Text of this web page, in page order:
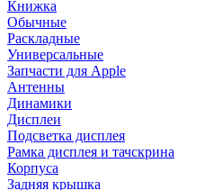
Книжка
Обычные
Раскладные
Универсальные
Запчасти для Apple
Антенны
Динамики
Дисплеи
Подсветка дисплея
Рамка дисплея и тачскрина
Корпуса
Задняя крышка